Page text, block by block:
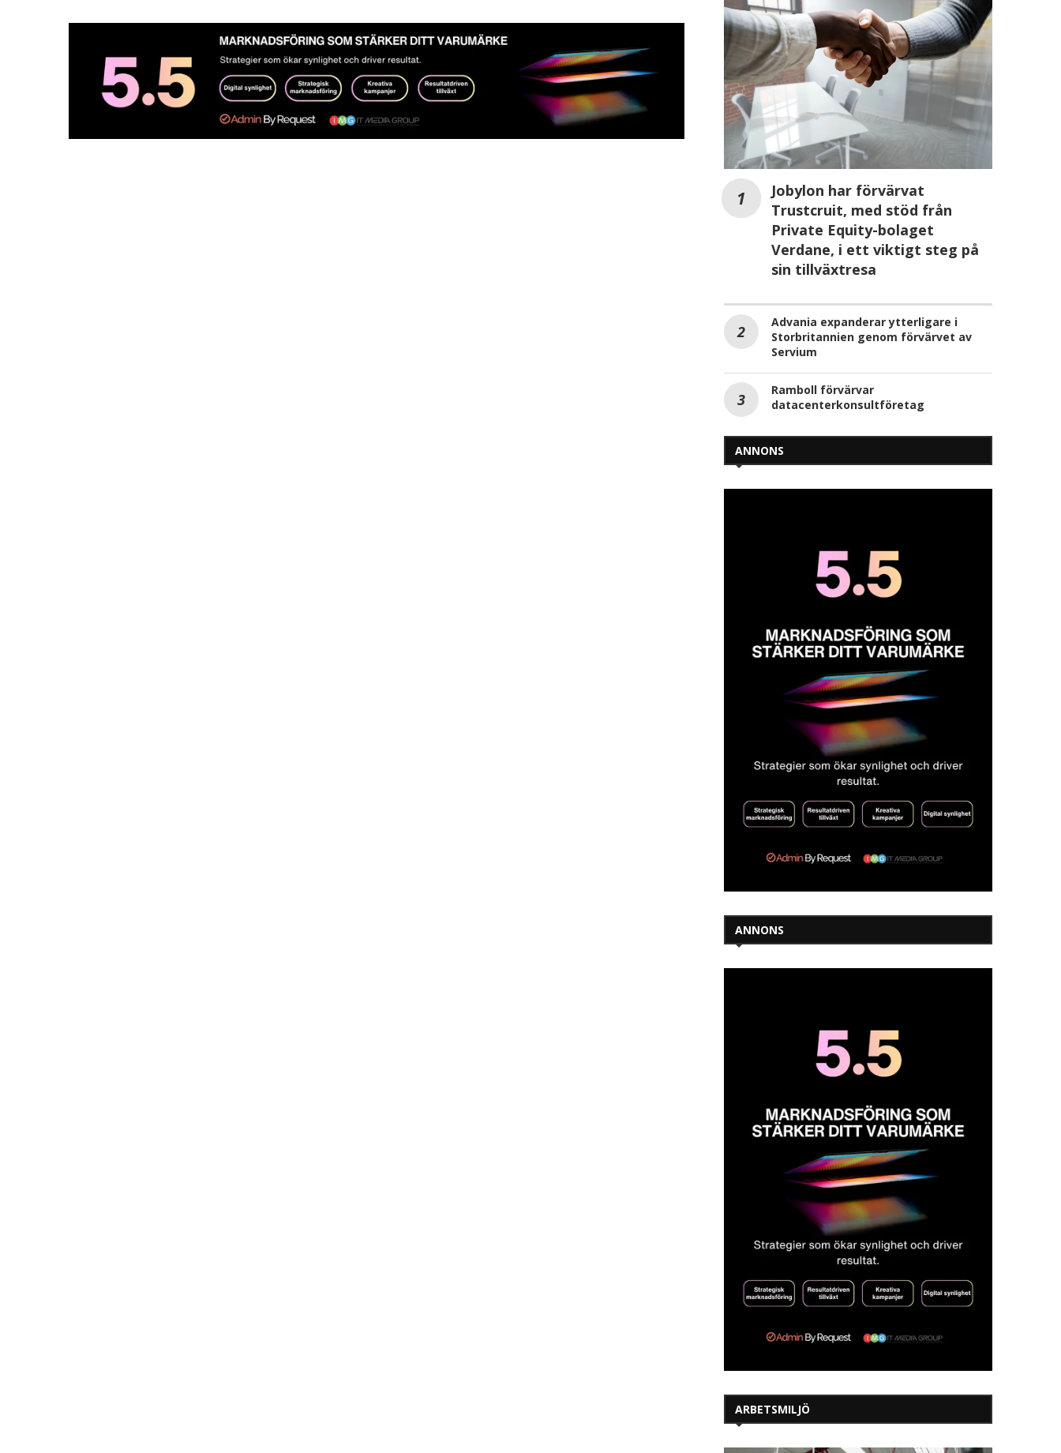
Jobylon har förvärvat
Trustcruit, med stöd från
Private Equity-bolaget
Verdane, i ett viktigt steg på
sin tillväxtresa
Advania expanderar ytterligare i
Storbritannien genom förvärvet av
Servium
Ramboll förvärvar
datacenterkonsultföretag
ANNONS
ANNONS
ARBETSMILJÖ